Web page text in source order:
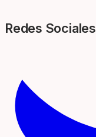
Redes Sociales